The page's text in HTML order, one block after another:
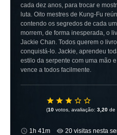
cada dez anos, para trocar e
luta. Oito mestres de Kung-Fu
contendo os segredos de cada
morrem, de forma inesperada, o
Jackie Chan. Todos querem o
conquistá-lo. Jackie, aprendeu
estilo da serpente com uma mão
vence a todos facilmente.
(10 votos, avaliação: 3,20 de
1h 41m 20 visitas nesta